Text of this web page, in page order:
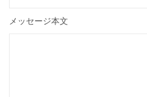
メッセージ本文